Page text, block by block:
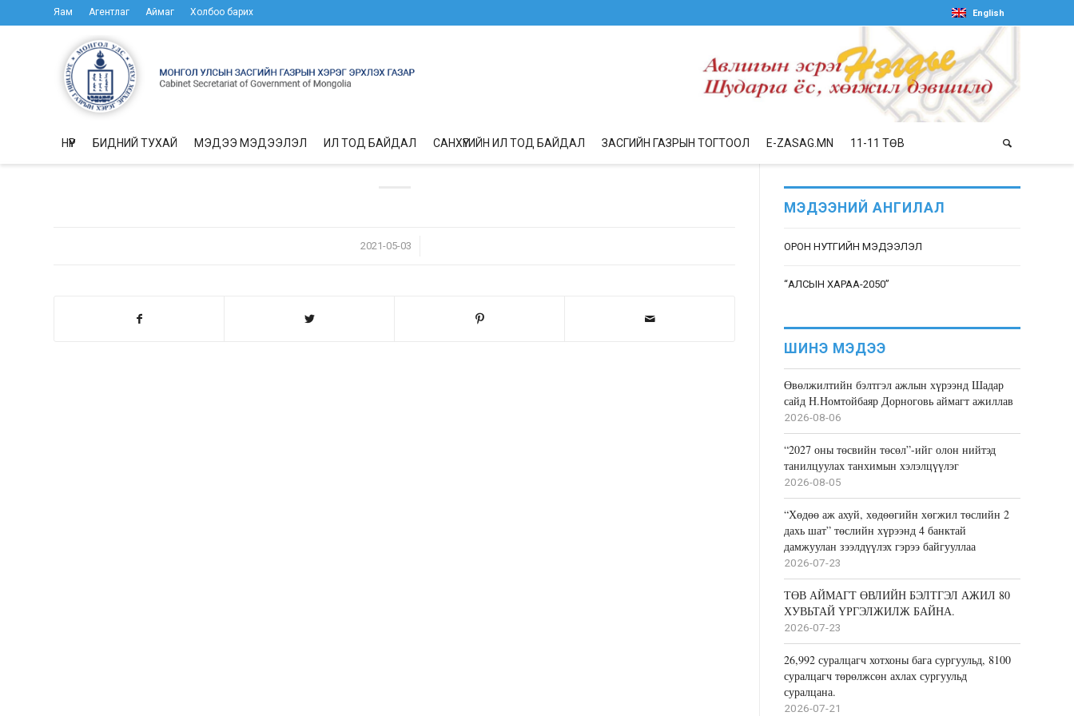
Яам Агентлаг Аймаг Холбоо барих English
НҮҮР БИДНИЙ ТУХАЙ МЭДЭЭ МЭДЭЭЛЭЛ ИЛ ТОД БАЙДАЛ САНХҮҮГИЙН ИЛ ТОД БАЙДАЛ ЗАСГИЙН ГАЗРЫН ТОГТООЛ E-ZASAG.MN 11-11 ТӨВ
2021-05-03
/
МЭДЭЭНИЙ АНГИЛАЛ
ОРОН НУТГИЙН МЭДЭЭЛЭЛ
“АЛСЫН ХАРАА-2050”
ШИНЭ МЭДЭЭ
Өвөлжилтийн бэлтгэл ажлын хүрээнд Шадар
сайд Н.Номтойбаяр Дорноговь аймагт ажиллав
2026-08-06
“2027 оны төсвийн төсөл”-ийг олон нийтэд
танилцуулах танхимын хэлэлцүүлэг
2026-08-05
“Хөдөө аж ахуй, хөдөөгийн хөгжил төслийн 2
дахь шат” төслийн хүрээнд 4 банктай
дамжуулан зээлдүүлэх гэрээ байгууллаа
2026-07-23
ТӨВ АЙМАГТ ӨВЛИЙН БЭЛТГЭЛ АЖИЛ 80
ХУВЬТАЙ ҮРГЭЛЖИЛЖ БАЙНА.
2026-07-23
26,992 суралцагч хотхоны бага сургуульд, 8100
суралцагч төрөлжсөн ахлах сургуульд
суралцана.
2026-07-21